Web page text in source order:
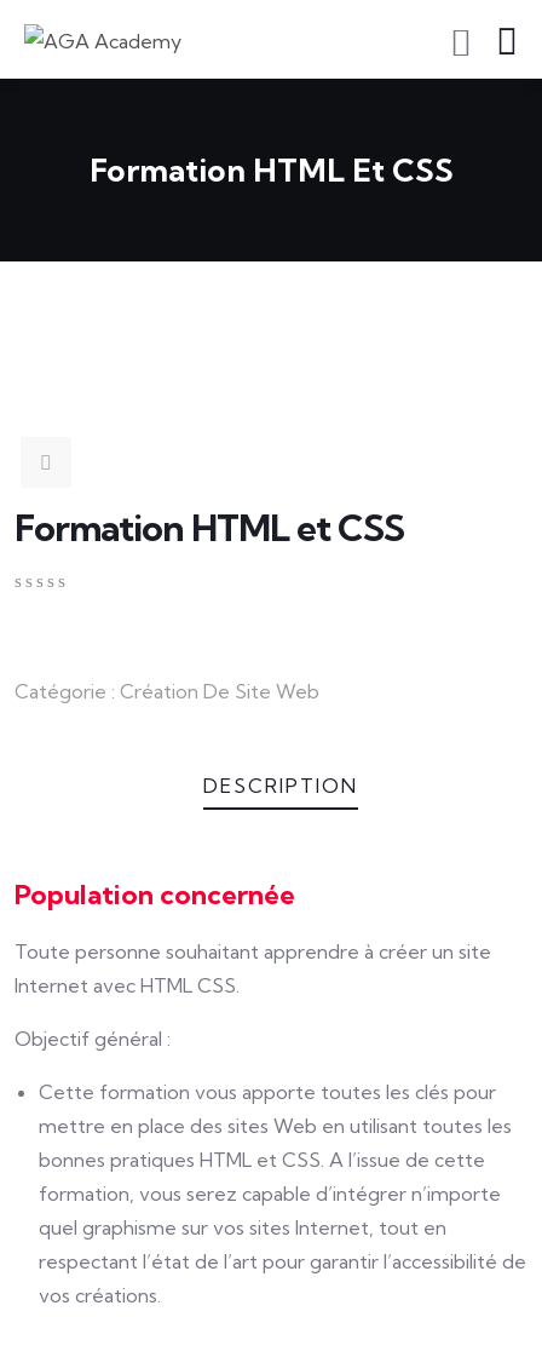
Formation HTML Et CSS
Formation HTML et CSS
basé
Catégorie : Création De Site Web
DESCRIPTION
Population concernée
Toute personne souhaitant apprendre à créer un site
Internet avec HTML CSS.
Objectif général :
Cette formation vous apporte toutes les clés pour
mettre en place des sites Web en utilisant toutes les
bonnes pratiques HTML et CSS. A l’issue de cette
formation, vous serez capable d’intégrer n’importe
quel graphisme sur vos sites Internet, tout en
respectant l’état de l’art pour garantir l’accessibilité de
vos créations.